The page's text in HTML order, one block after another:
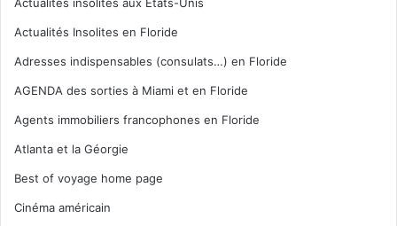
Actualités Insolites en Floride
Adresses indispensables (consulats…) en Floride
AGENDA des sorties à Miami et en Floride
Agents immobiliers francophones en Floride
Atlanta et la Géorgie
Best of voyage home page
Cinéma américain